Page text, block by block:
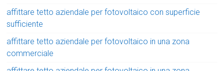
affittare tetto aziendale per fotovoltaico con superficie
sufficiente
affittare tetto aziendale per fotovoltaico in una zona
commerciale